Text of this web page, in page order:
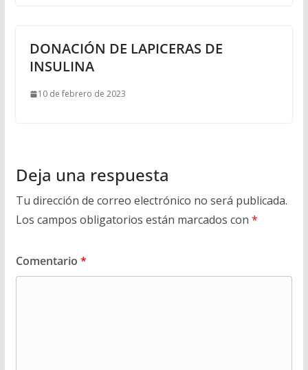
DONACIÓN DE LAPICERAS DE
INSULINA
10 de febrero de 2023
Deja una respuesta
Tu dirección de correo electrónico no será publicada.
Los campos obligatorios están marcados con *
Comentario *